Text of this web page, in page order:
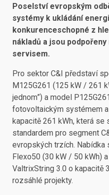
Poselství evropským
systémy k ukládání
konkurenceschopné z
nákladů a jsou
servisem.
Pro sektor C&I představí
M125G261 (125 kW / 261
jednom”) a model
fotovoltaickým systémem
kapacitě 261 kWh, která
standardem pro segment
evropských trzích. Nabídka
Flexo50 (30 kW / 50 kWh)
ValtrixString 3.0 o kapacitě
rozsáhlé projekty.